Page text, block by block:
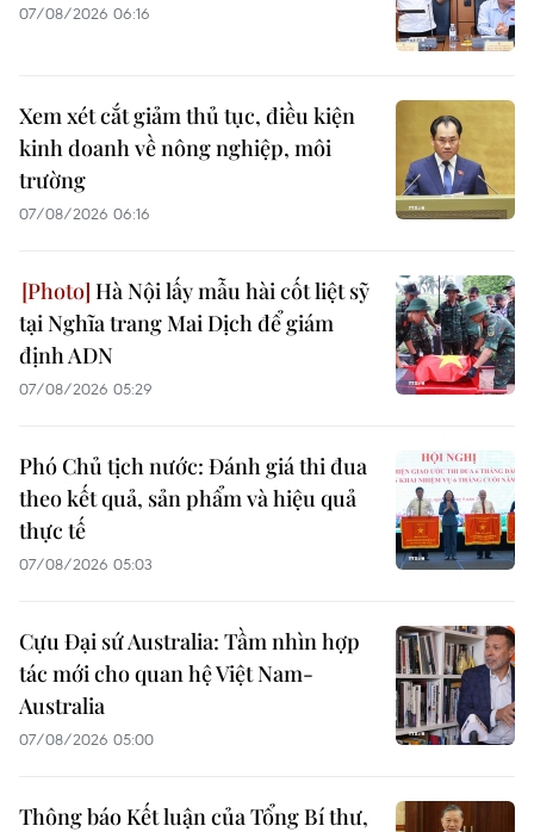
07/08/2026 06:16
Xem xét cắt giảm thủ tục, điều kiện
kinh doanh về nông nghiệp, môi
trường
07/08/2026 06:16
Hà Nội lấy mẫu hài cốt liệt sỹ
tại Nghĩa trang Mai Dịch để giám
định ADN
07/08/2026 05:29
Phó Chủ tịch nước: Đánh giá thi đua
theo kết quả, sản phẩm và hiệu quả
thực tế
07/08/2026 05:03
Cựu Đại sứ Australia: Tầm nhìn hợp
tác mới cho quan hệ Việt Nam-
Australia
07/08/2026 05:00
Thông báo Kết luận của Tổng Bí thư,